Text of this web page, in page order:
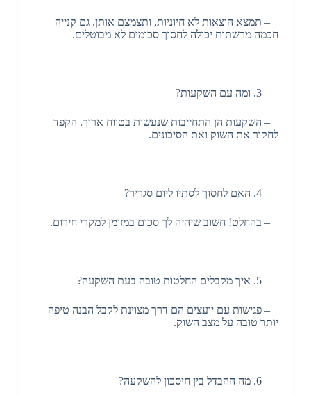
– תמצא הוצאות לא חיוניות, ותצמצם אותן. גם קנייה
חכמה מרשתות יכולה לחסוך סכומים לא מבוטלים.
ומה עם השקעות?
– השקעות הן התחייבות שנעשות בטווח ארוך. הקפד
לחקור את השוק ואת הסיכונים.
האם לחסוך לסתיו ליום סגריר?
– בהחלט! חשוב שיהיה לך סכום במזומן למקרי חירום.
איך מקבלים החלטות טובה בעת השקעה?
– פגישות עם יועצים הם דרך מצוינת לקבל הבנה טיפה
יותר טובה על מצב השוק.
מה ההבדל בין חיסכון להשקעה?